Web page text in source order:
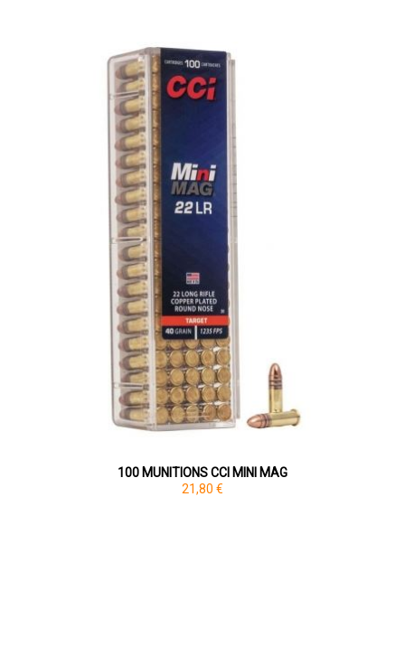
100 MUNITIONS CCI MINI MAG
21,80 €